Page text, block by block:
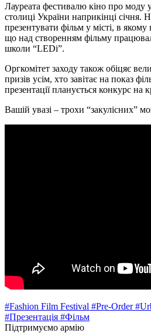
Лауреата фестивалю кіно про моду
столиці України наприкінці січня.
презентувати фільм у місті, в
що над створенням фільму
школи “LEDi”.
Оргкомітет заходу також обіцяє
призів усім, хто завітає на показ
презентації планується конкурс
Вашій увазі – трохи “закулісних”
#Fashion Film Festival #Pre-Order
#Презентація #Фільм
Підтримуємо армію